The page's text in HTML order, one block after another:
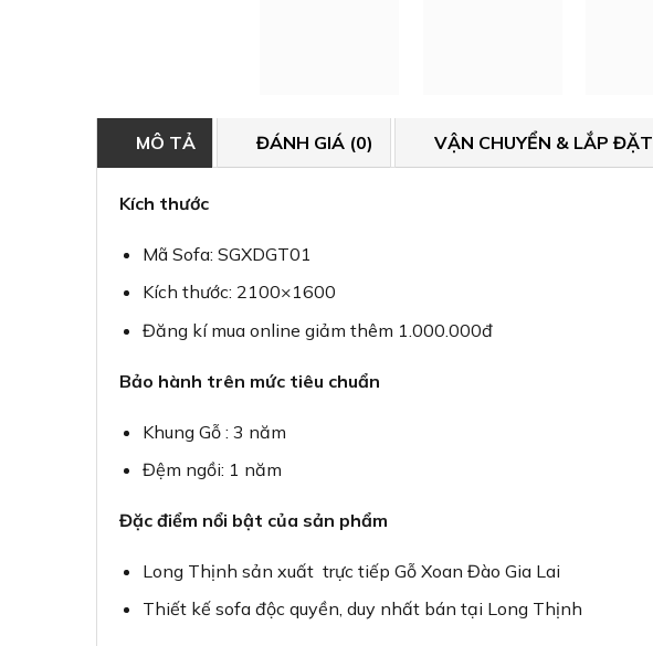
MÔ TẢ ĐÁNH GIÁ (0) VẬN CHUYỂN & LẮP ĐẶT
Kích thước
Mã Sofa: SGXDGT01
Kích thước: 2100×1600
Đăng kí mua online giảm thêm 1.000.000đ
Bảo hành trên mức tiêu chuẩn
Khung Gỗ : 3 năm
Đệm ngồi: 1 năm
Đặc điểm nổi bật của sản phẩm
Long Thịnh sản xuất trực tiếp Gỗ Xoan Đào Gia Lai
Thiết kế sofa độc quyền, duy nhất bán tại Long Thịnh